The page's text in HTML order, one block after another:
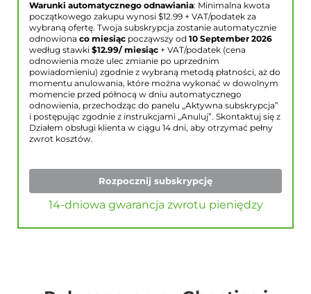
Warunki automatycznego odnawiania: Minimalna kwota
początkowego zakupu wynosi $12.99 + VAT/podatek za
wybraną ofertę. Twoja subskrypcja zostanie automatycznie
odnowiona co miesiąc począwszy od 10 September 2026
według stawki $12.99/ miesiąc + VAT/podatek (cena
odnowienia może ulec zmianie po uprzednim
powiadomieniu) zgodnie z wybraną metodą płatności, aż do
momentu anulowania, które można wykonać w dowolnym
momencie przed północą w dniu automatycznego
odnowienia, przechodząc do panelu „Aktywna subskrypcja”
i postępując zgodnie z instrukcjami „Anuluj”. Skontaktuj się z
Działem obsługi klienta w ciągu 14 dni, aby otrzymać pełny
zwrot kosztów.
Rozpocznij subskrypcję
14-dniowa gwarancja zwrotu pieniędzy